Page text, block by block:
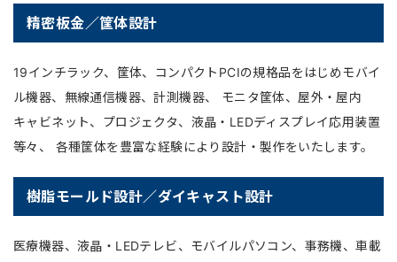
精密板金／筐体設計
19インチラック、筐体、コンパクトPCIの規格品をはじめモバイ
ル機器、無線通信機器、計測機器、 モニタ筐体、屋外・屋内
キャビネット、プロジェクタ、液晶・LEDディスプレイ応用装置
等々、 各種筐体を豊富な経験により設計・製作をいたします。
樹脂モールド設計／ダイキャスト設計
医療機器、液晶・LEDテレビ、モバイルパソコン、事務機、車載